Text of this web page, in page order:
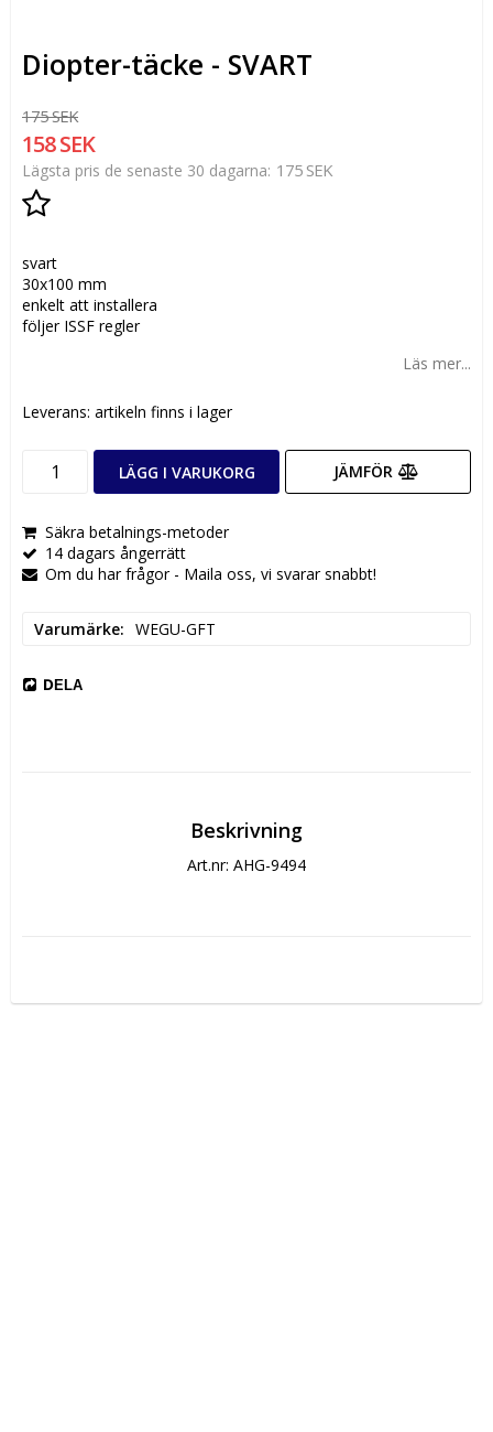
Diopter-täcke - SVART
175 SEK
158 SEK
Lägsta pris de senaste 30 dagarna 175 SEK
svart
30x100 mm
enkelt att installera
följer ISSF regler
Läs mer...
Leverans: artikeln finns i lager
LÄGG I VARUKORG JÄMFÖR
Säkra betalnings-metoder
14 dagars ångerrätt
Om du har frågor - Maila oss, vi svarar snabbt!
Varumärke WEGU-GFT
DELA
Beskrivning
Art.nr: AHG-9494